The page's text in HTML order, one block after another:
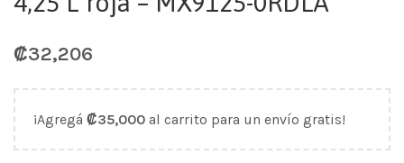
₡32,206
¡Agregá ₡35,000 al carrito para un envío gratis!